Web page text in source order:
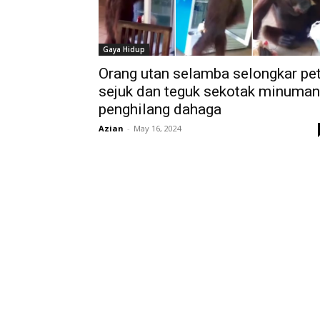
Gaya Hidup
Orang utan selamba selongkar
sejuk dan teguk sekotak minuman
penghilang dahaga
Azian - May 16, 2024